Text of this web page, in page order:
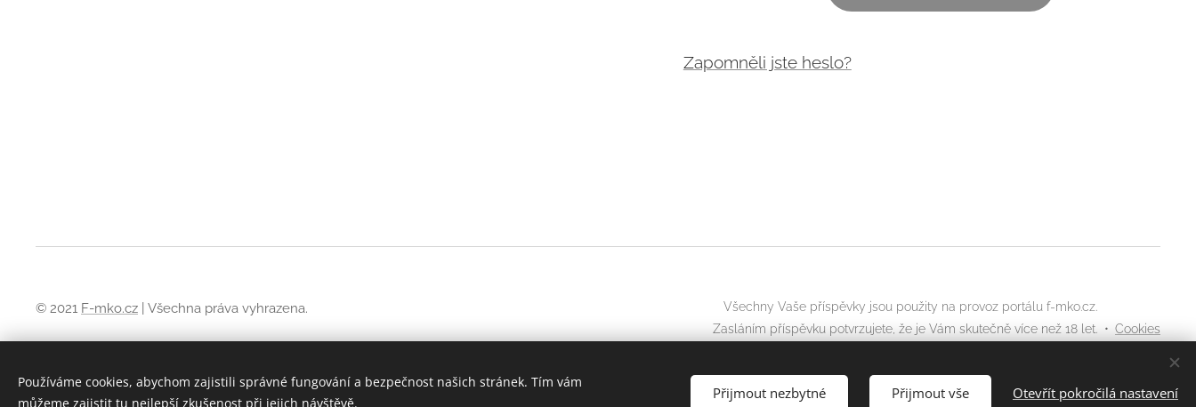
Zapomněli jste heslo?
© 2021 F-mko.cz | Všechna práva vyhrazena.
Pravidla ochrany soukromí
Všechny Vaše příspěvky jsou použity na provoz portálu f-mko.cz.
Zasláním příspěvku potvrzujete, že je Vám skutečně více než 18 let.
Cookies
Používáme cookies, abychom zajistili správné fungování a bezpečnost našich stránek. Tím vám
můžeme zajistit tu nejlepší zkušenost při jejich návštěvě.
Přijmout nezbytné Přijmout vše Otevřít pokročilá nastavení